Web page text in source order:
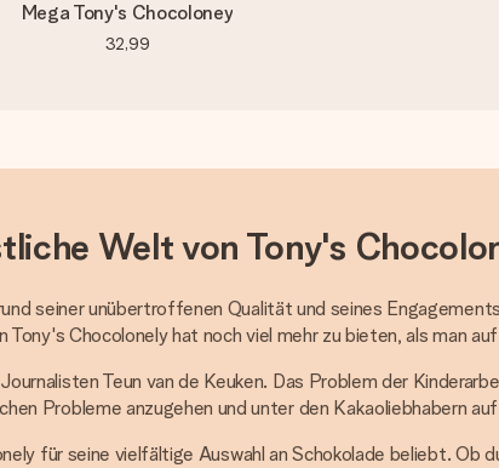
Mega Tony's Chocoloney
32,99
Welt von Tony's
seiner unübertroffenen Qualität und seines
Chocolonely hat noch viel mehr zu bieten, als man
Teun van de Keuken. Das Problem der
Probleme anzugehen und unter den Kakaoliebhabern
für seine vielfältige Auswahl an Schokolade beliebt.